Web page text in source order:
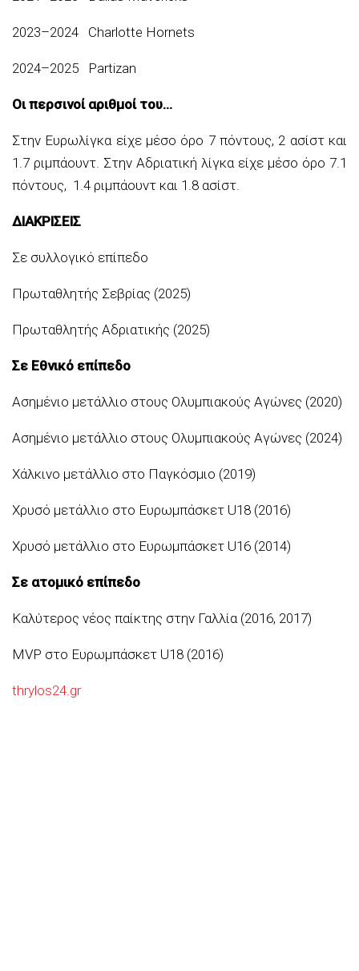
2023–2024 Charlotte Hornets
2024–2025 Partizan
Οι περσινοί αριθμοί του…
Στην Ευρωλίγκα είχε μέσο όρο 7 πόντους, 2 ασίστ και
1.7 ριμπάουντ. Στην Αδριατική λίγκα είχε μέσο όρο 7.1
πόντους, 1.4 ριμπάουντ και 1.8 ασίστ.
ΔΙΑΚΡΙΣΕΙΣ
Σε συλλογικό επίπεδο
Πρωταθλητής Σεβρίας (2025)
Πρωταθλητής Αδριατικής (2025)
Σε Εθνικό επίπεδο
Ασημένιο μετάλλιο στους Ολυμπιακούς Αγώνες (2020)
Ασημένιο μετάλλιο στους Ολυμπιακούς Αγώνες (2024)
Χάλκινο μετάλλιο στο Παγκόσμιο (2019)
Χρυσό μετάλλιο στο Ευρωμπάσκετ U18 (2016)
Χρυσό μετάλλιο στο Ευρωμπάσκετ U16 (2014)
Σε ατομικό επίπεδο
Καλύτερος νέος παίκτης στην Γαλλία (2016, 2017)
MVP στο Ευρωμπάσκετ U18 (2016)
thrylos24.gr